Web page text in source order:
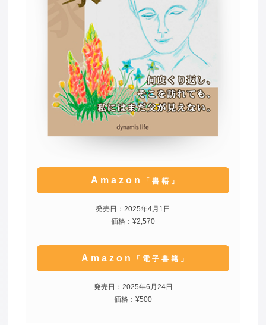
Amazon 「書籍」
発売日：2025年4月1日
価格：¥2,570
Amazon 「電子書籍」
発売日：2025年6月24日
価格：¥500